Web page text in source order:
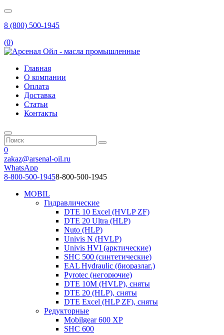
8 (800) 500-1945
(0)
Главная
О компании
Оплата
Доставка
Статьи
Контакты
0
zakaz@arsenal-oil.ru
WhatsApp
8-800-500-19458-800-500-1945
MOBIL
Гидравлические
DTE 10 Excel (HVLP ZF)
DTE 20 Ultra (HLP)
Nuto (HLP)
Univis N (HVLP)
Univis HVI (арктические)
SHC 500 (синтетические)
EAL Hydraulic (биоразлаг.)
Pyrotec (негорючие)
DTE 10M (HVLP), сняты
DTE 20 (HLP), сняты
DTE Excel (HLP ZF), сняты
Редукторные
Mobilgear 600 XP
SHC 600